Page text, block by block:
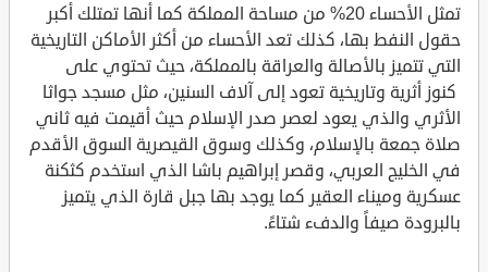
تمثل الأحساء 20% من مساحة المملكة كما أنها تمتلك أكبر
حقول النفط بها، كذلك تعد الأحساء من أكثر الأماكن التاريخية
التي تتميز بالأصالة والعراقة بالمملكة، حيث تحتوي على
كنوز أثرية وتاريخية تعود إلى آلاف السنين، مثل مسجد جواثا
الأثري والذي يعود لعصر صدر الإسلام حيث أقيمت فيه ثاني
صلاة جمعة بالإسلام، وكذلك وسوق القيصرية السوق الأقدم
في الخليج العربي، وقصر إبراهيم باشا الذي استخدم كثكنة
عسكرية وميناء العقير كما يوجد بها جبل قارة الذي يتميز
بالبرودة صيفاً والدفء شتاءً.